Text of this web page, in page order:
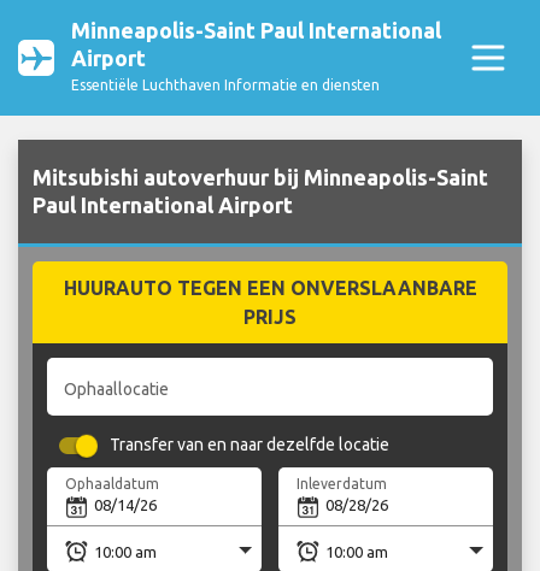
Minneapolis-Saint Paul International
Airport
Essentiële Luchthaven Informatie en diensten
Mitsubishi autoverhuur bij Minneapolis-Saint
Paul International Airport
HUURAUTO TEGEN EEN ONVERSLAANBARE
PRIJS
Ophaallocatie
Transfer van en naar dezelfde locatie
Ophaaldatum Inleverdatum